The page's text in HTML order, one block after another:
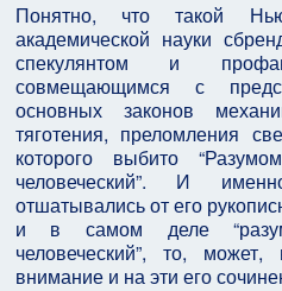
Понятно, что такой
академической науки
спекулянтом и
совмещающимся с
основных законов
тяготения, преломления
которого выбито
человеческий”. И
отшатывались от его
и в самом деле
человеческий”, то,
внимание и на эти его